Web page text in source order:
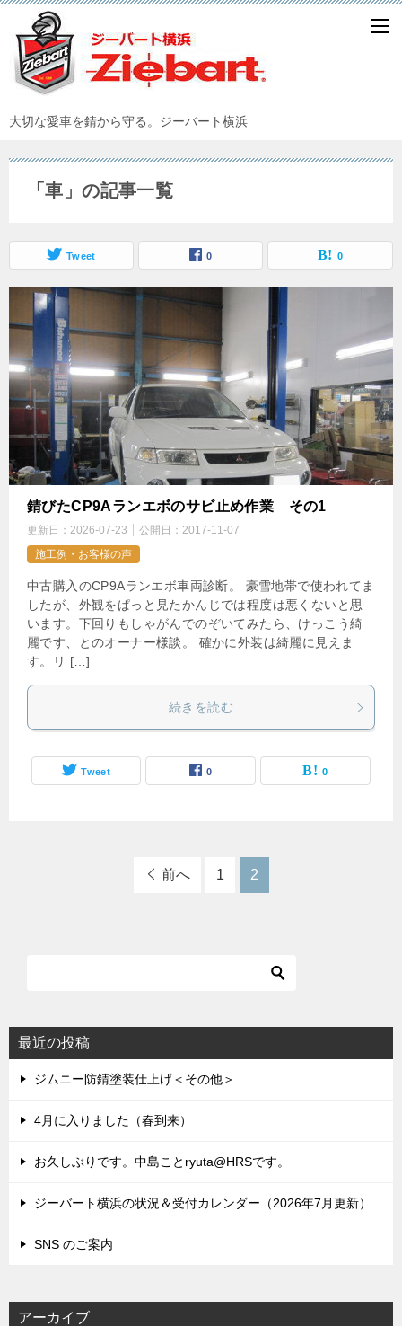
大切な愛車を錆から守る。ジーバート横浜
「車」の記事一覧
Tweet 0 0
錆びたCP9Aランエボのサビ止め作業 その1
更新日： 2026-07-23 公開日： 2017-11-07
施工例・お客様の声
中古購入のCP9Aランエボ車両診断。 豪雪地帯で使われてま
したが、外観をぱっと見たかんじでは程度は悪くないと思
います。下回りもしゃがんでのぞいてみたら、けっこう綺
麗です、とのオーナー様談。 確かに外装は綺麗に見えま
す。リ […]
続きを読む
Tweet 0 0
前へ 1 2
最近の投稿
ジムニー防錆塗装仕上げ＜その他＞
4月に入りました（春到来）
お久しぶりです。中島ことryuta@HRSです。
ジーバート横浜の状況＆受付カレンダー（2026年7月更新）
SNS のご案内
アーカイブ